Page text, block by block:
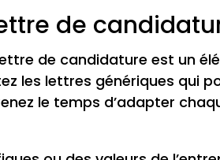
de
de candidature est un
les lettres génériques qui
le temps d’adapter